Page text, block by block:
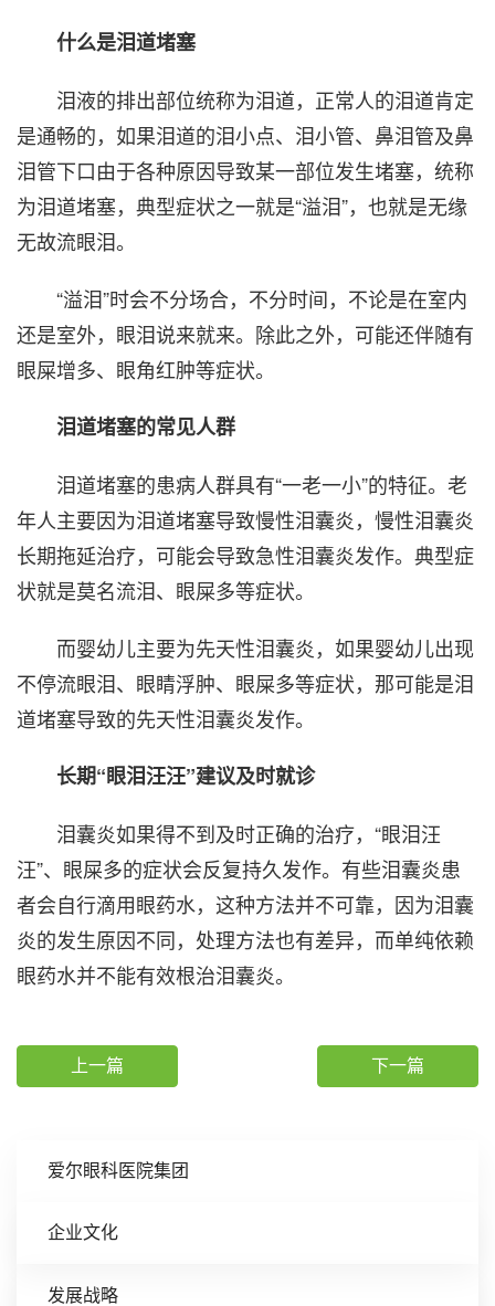
爱尔眼科医院集团
企业文化
发展战略
什么是泪道堵塞
泪液的排出部位统称为泪道，正常人的泪道肯定
是通畅的，如果泪道的泪小点、泪小管、鼻泪管及鼻
泪管下口由于各种原因导致某一部位发生堵塞，统称
为泪道堵塞，典型症状之一就是“溢泪”，也就是无缘
无故流眼泪。
“溢泪”时会不分场合，不分时间，不论是在室内
还是室外，眼泪说来就来。除此之外，可能还伴随有
眼屎增多、眼角红肿等症状。
泪道堵塞的常见人群
泪道堵塞的患病人群具有“一老一小”的特征。老
年人主要因为泪道堵塞导致慢性泪囊炎，慢性泪囊炎
长期拖延治疗，可能会导致急性泪囊炎发作。典型症
状就是莫名流泪、眼屎多等症状。
而婴幼儿主要为先天性泪囊炎，如果婴幼儿出现
不停流眼泪、眼睛浮肿、眼屎多等症状，那可能是泪
道堵塞导致的先天性泪囊炎发作。
长期“眼泪汪汪”建议及时就诊
泪囊炎如果得不到及时正确的治疗，“眼泪汪
汪”、眼屎多的症状会反复持久发作。有些泪囊炎患
者会自行滴用眼药水，这种方法并不可靠，因为泪囊
炎的发生原因不同，处理方法也有差异，而单纯依赖
眼药水并不能有效根治泪囊炎。
上一篇 下一篇